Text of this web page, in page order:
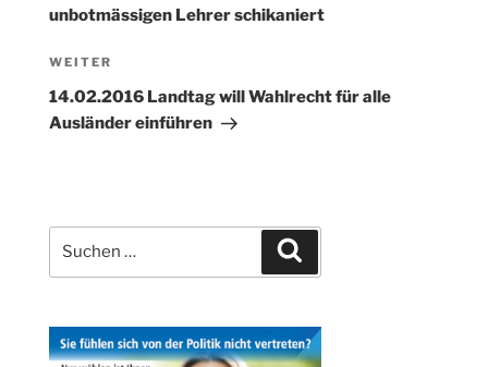
unbotmässigen Lehrer schikaniert
Nächster
Beitrag
WEITER
14.02.2016 Landtag will Wahlrecht für alle
Ausländer einführen
nach: